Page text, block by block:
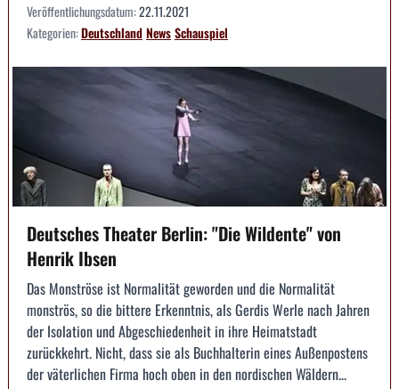
Veröffentlichungsdatum:22.11.2021
Kategorien:DeutschlandNewsSchauspiel
Deutsches Theater Berlin: "Die Wildente" von
Henrik Ibsen
Das Monströse ist Normalität geworden und die Normalität
monströs, so die bittere Erkenntnis, als Gerdis Werle nach Jahren
der Isolation und Abgeschiedenheit in ihre Heimatstadt
zurückkehrt. Nicht, dass sie als Buchhalterin eines Außenpostens
der väterlichen Firma hoch oben in den nordischen Wäldern...